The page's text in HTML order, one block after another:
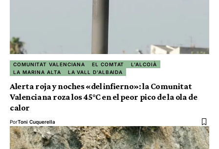
COMUNITAT VALENCIANA EL COMTAT
L'ALCOIÀ
LA MARINA ALTA
LA VALL D'ALBAIDA
Alerta roja y noches «del infierno»: la Comunitat
Valenciana roza los 45°C en el peor pico de la ola de
calor
PorToni Cuquerella